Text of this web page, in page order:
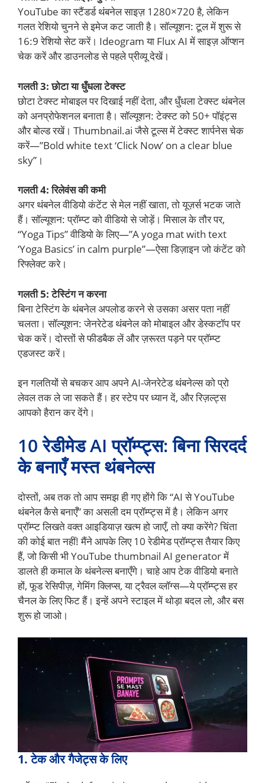
YouTube का स्टैंडर्ड थंबनेल साइज़ 1280×720 है, लेकिन
गलत रेशियो चुनने से इमेज कट जाती है। सॉल्यूशन: टूल में शुरू से
16:9 रेशियो सेट करें। Ideogram या Flux AI में साइज़ ऑप्शन
चेक करें और डाउनलोड से पहले प्रीव्यू देखें।
गलती 3: छोटा या धुँधला टेक्स्ट
छोटा टेक्स्ट मोबाइल पर दिखाई नहीं देता, और धुँधला टेक्स्ट थंबनेल
को अनप्रोफेशनल बनाता है। सॉल्यूशन: टेक्स्ट को 50+ पॉइंट्स
और बोल्ड रखें। Thumbnail.ai जैसे टूल्स में टेक्स्ट शार्पनेस चेक
करें—”Bold white text ‘Click Now’ on a clear blue
sky”।
गलती 4: रिलेवंस की कमी
अगर थंबनेल वीडियो कंटेंट से मेल नहीं खाता, तो यूज़र्स भटक जाते
हैं। सॉल्यूशन: प्रॉम्प्ट को वीडियो से जोड़ें। मिसाल के तौर पर,
“Yoga Tips” वीडियो के लिए—”A yoga mat with text
‘Yoga Basics’ in calm purple”—ऐसा डिज़ाइन जो कंटेंट को
रिफ्लेक्ट करे।
गलती 5: टेस्टिंग न करना
बिना टेस्टिंग के थंबनेल अपलोड करने से उसका असर पता नहीं
चलता। सॉल्यूशन: जेनरेटेड थंबनेल को मोबाइल और डेस्कटॉप पर
चेक करें। दोस्तों से फीडबैक लें और ज़रूरत पड़ने पर प्रॉम्प्ट
एडजस्ट करें।
इन गलतियों से बचकर आप अपने AI-जेनरेटेड थंबनेल्स को प्रो
लेवल तक ले जा सकते हैं। हर स्टेप पर ध्यान दें, और रिज़ल्ट्स
आपको हैरान कर देंगे।
10 रेडीमेड AI प्रॉम्प्ट्स: बिना सिरदर्द
के बनाएँ मस्त थंबनेल्स
दोस्तों, अब तक तो आप समझ ही गए होंगे कि “AI से YouTube
थंबनेल कैसे बनाएँ” का असली दम प्रॉम्प्ट्स में है। लेकिन अगर
प्रॉम्प्ट लिखते वक्त आइडियाज़ खत्म हो जाएँ, तो क्या करेंगे? चिंता
की कोई बात नहीं! मैंने आपके लिए 10 रेडीमेड प्रॉम्प्ट्स तैयार किए
हैं, जो किसी भी YouTube thumbnail AI generator में
डालते ही कमाल के थंबनेल्स बनाएँगे। चाहे आप टेक वीडियो बनाते
हों, फूड रेसिपीज़, गेमिंग क्लिप्स, या ट्रैवल व्लॉग्स—ये प्रॉम्प्ट्स हर
चैनल के लिए फिट हैं। इन्हें अपने स्टाइल में थोड़ा बदल लो, और बस
शुरू हो जाओ।
1. टेक और गैजेट्स के लिए